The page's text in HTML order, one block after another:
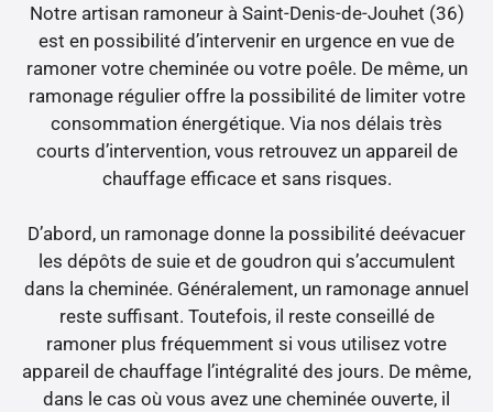
Notre artisan ramoneur à Saint-Denis-de-Jouhet (36)
est en possibilité d’intervenir en urgence en vue de
ramoner votre cheminée ou votre poêle. De même, un
ramonage régulier offre la possibilité de limiter votre
consommation énergétique. Via nos délais très
courts d’intervention, vous retrouvez un appareil de
chauffage efficace et sans risques.
D’abord, un ramonage donne la possibilité deévacuer
les dépôts de suie et de goudron qui s’accumulent
dans la cheminée. Généralement, un ramonage annuel
reste suffisant. Toutefois, il reste conseillé de
ramoner plus fréquemment si vous utilisez votre
appareil de chauffage l’intégralité des jours. De même,
dans le cas où vous avez une cheminée ouverte, il